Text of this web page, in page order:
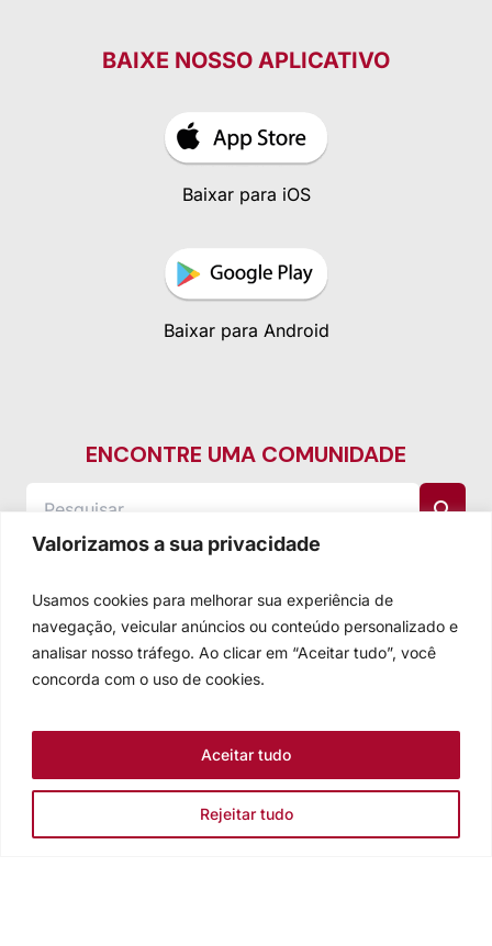
Valorizamos a sua privacidade
Usamos cookies para melhorar sua experiência de
navegação, veicular anúncios ou conteúdo personalizado e
analisar nosso tráfego. Ao clicar em “Aceitar tudo”, você
concorda com o uso de cookies.
Rejeitar tudo
Aceitar tudo
BAIXE NOSSO APLICATIVO
Baixar para iOS
Baixar para Android
ENCONTRE UMA COMUNIDADE